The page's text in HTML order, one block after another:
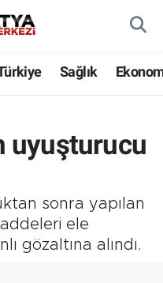
Sağlık
uyuşturucu
sonra yapılan
ele
gözaltına alındı.